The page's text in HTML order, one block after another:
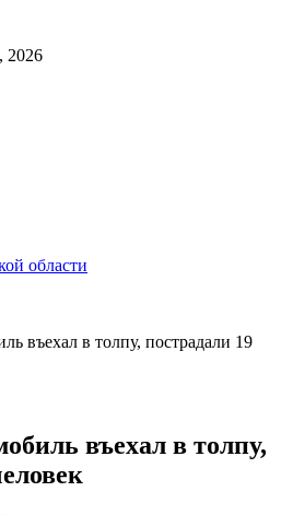
2026
области
въехал в толпу, пострадали 19
въехал в толпу,